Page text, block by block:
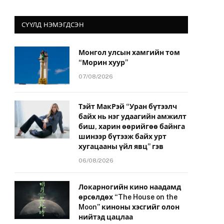
СҮҮЛД НЭМЭГДСЭН
Монгол улсын хамгийн том
“Морин хуур”
07/08/2026
Тэйт МакРэй “Уран бүтээлч
байх нь нэг удаагийн амжилт
биш, харин өөрийгөө байнга
шинээр бүтээж байх урт
хугацааны үйл явц” гэв
06/08/2026
Локарногийн кино наадамд
өрсөлдөх “The House on the
Moon” киноны хэсгийг олон
нийтэд цацлаа